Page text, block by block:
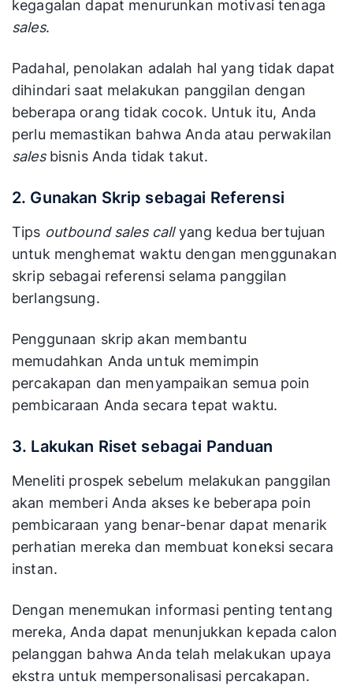
kegagalan dapat menurunkan motivasi tenaga
sales.
Padahal, penolakan adalah hal yang tidak dapat
dihindari saat melakukan panggilan dengan
beberapa orang tidak cocok. Untuk itu, Anda
perlu memastikan bahwa Anda atau perwakilan
sales bisnis Anda tidak takut.
2. Gunakan Skrip sebagai Referensi
Tips outbound sales callyang kedua bertujuan
untuk menghemat waktu dengan menggunakan
skrip sebagai referensi selama panggilan
berlangsung.
Penggunaan skrip akan membantu
memudahkan Anda untuk memimpin
percakapan dan menyampaikan semua poin
pembicaraan Anda secara tepat waktu.
3. Lakukan Riset sebagai Panduan
Meneliti prospek sebelum melakukan panggilan
akan memberi Anda akses ke beberapa poin
pembicaraan yang benar-benar dapat menarik
perhatian mereka dan membuat koneksi secara
instan.
Dengan menemukan informasi penting tentang
mereka, Anda dapat menunjukkan kepada calon
pelanggan bahwa Anda telah melakukan upaya
ekstra untuk mempersonalisasi percakapan.